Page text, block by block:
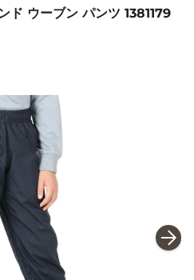
ド ウーブン パンツ 1381179